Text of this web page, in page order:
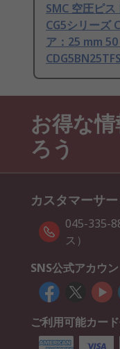
SMC 空圧ピ
CG5シリーズ
ア：25 mm
お得な
ろう
カスタマーサ
045-335-
ス）
SNS公式アカウン
ご利用可能カー